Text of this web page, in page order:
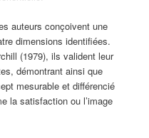
auteurs conçoivent une
dimensions identifiées.
(1979), ils valident leur
démontrant ainsi que
mesurable et différencié
la satisfaction ou l’image